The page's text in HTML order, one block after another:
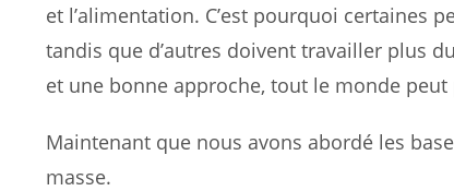
et l’alimentation. C’est pourquoi certaines
tandis que d’autres doivent travailler plus
et une bonne approche, tout le monde
Maintenant que nous avons abordé les
masse.